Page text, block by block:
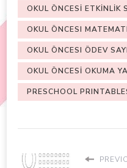
OKUL ÖNCESİ ETKİNLİK
OKUL ÖNCESI
OKUL ÖNCESI ÖDEV
OKUL ÖNCESİ OKUMA
PRESCHOOL